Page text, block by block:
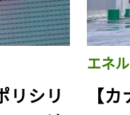
リシリ
エネ
【